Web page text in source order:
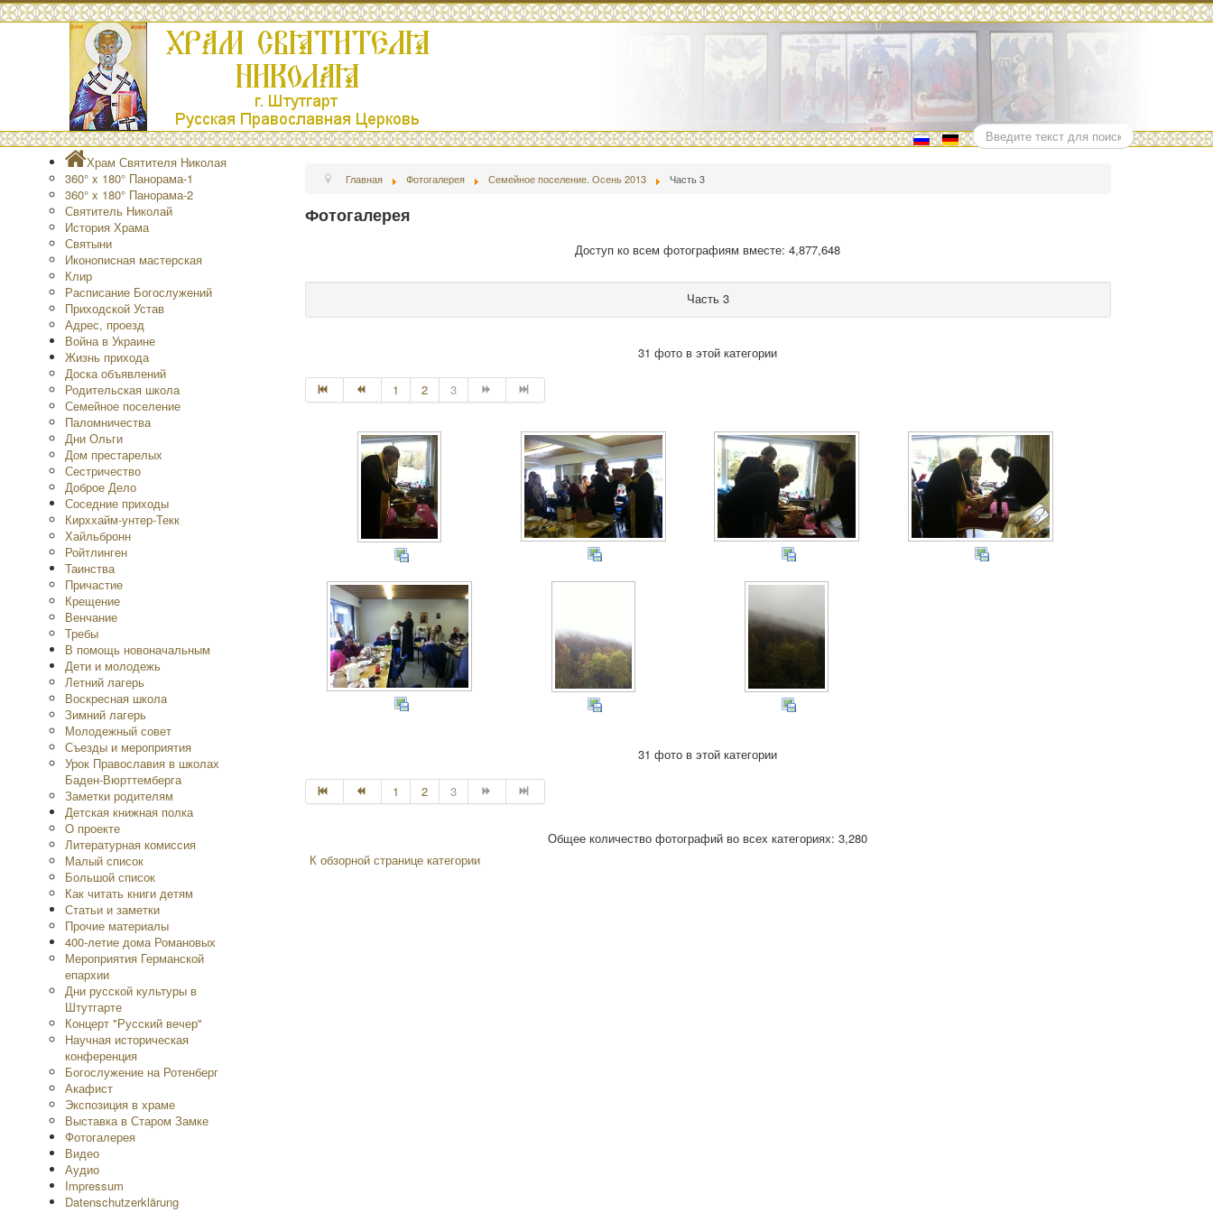
Поиск
Храм Святителя Николая
360° x 180° Панорама-1
360° x 180° Панорама-2
Святитель Николай
История Храма
Святыни
Иконописная мастерская
Клир
Расписание Богослужений
Приходской Устав
Адрес, проезд
Война в Украине
Жизнь прихода
Доска объявлений
Родительская школа
Семейное поселение
Паломничества
Дни Ольги
Дом престарелых
Сестричество
Доброе Дело
Соседние приходы
Кирххайм-унтер-Текк
Хайльбронн
Ройтлинген
Таинства
Причастие
Крещение
Венчание
Требы
В помощь новоначальным
Дети и молодежь
Летний лагерь
Воскресная школа
Зимний лагерь
Молодежный совет
Съезды и мероприятия
Урок Православия в школах
Баден-Вюрттемберга
Заметки родителям
Детская книжная полка
O проекте
Литературная комиссия
Малый список
Большой список
Как читать книги детям
Статьи и заметки
Прочие материалы
400-летие дома Романовых
Мероприятия Германской
епархии
Дни русской культуры в
Штутгарте
Концерт "Русский вечер"
Научная историческая
конференция
Богослужение на Ротенберг
Акафист
Экспозиция в храме
Выставка в Старом Замке
Фотогалерея
Видео
Аудио
Impressum
Datenschutzerklärung
Главная Фотогалерея Семейное поселение. Осень 2013 Часть 3
Фотогалерея
Доступ ко всем фотографиям вместе: 4,877,648
Часть 3
31 фото в этой категории
1 2 3
31 фото в этой категории
1 2 3
Общее количество фотографий во всех категориях: 3,280
К обзорной странице категории